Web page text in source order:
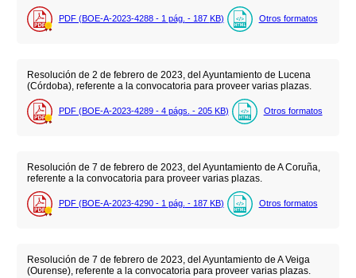
PDF (BOE-A-2023-4288 - 1 pág. - 187 KB) Otros formatos
Resolución de 2 de febrero de 2023, del Ayuntamiento de Lucena
(Córdoba), referente a la convocatoria para proveer varias plazas.
PDF (BOE-A-2023-4289 - 4 págs. - 205 KB) Otros formatos
Resolución de 7 de febrero de 2023, del Ayuntamiento de A Coruña,
referente a la convocatoria para proveer varias plazas.
PDF (BOE-A-2023-4290 - 1 pág. - 187 KB) Otros formatos
Resolución de 7 de febrero de 2023, del Ayuntamiento de A Veiga
(Ourense), referente a la convocatoria para proveer varias plazas.